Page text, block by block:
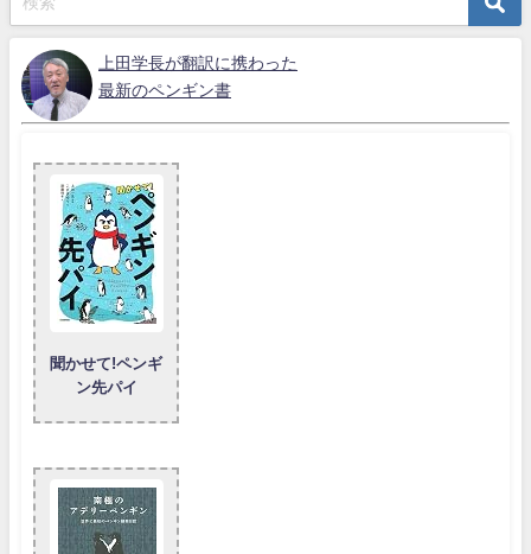
上田学長が翻訳に携わった
最新のペンギン書
聞かせて!ペンギ
ン先パイ